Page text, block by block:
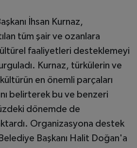
İhsan Kurnaz,
tüm şair ve ozanlara
faaliyetleri desteklemeyi
Kurnaz, türkülerin ve
en önemli parçaları
belirterek bu ve benzeri
dönemde de
Organizasyona destek
Başkanı Halit Doğan'a